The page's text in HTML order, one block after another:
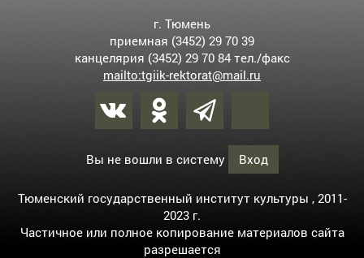
г. Тюмень
приемная (3452) 29 70 39
канцелярия (3452) 29 70 84 тел./факс
mailto:tgiik-rektorat@mail.ru
Вы не вошли в систему Вход
Тюменский государственный институт культуры , 2011-
2023 г.
Частичное или полное копирование материалов сайта
разрешается